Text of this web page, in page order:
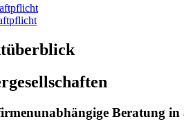
Beratung in